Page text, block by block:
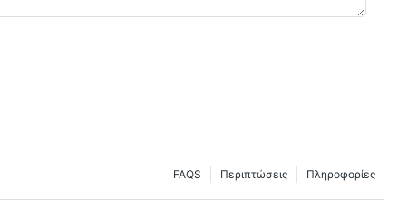
Πληροφορίες
Περιπτώσεις
FAQS